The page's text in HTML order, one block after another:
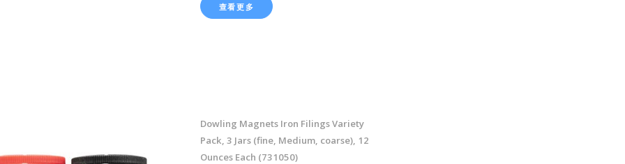
查看更多
Dowling Magnets Iron Filings Variety
Pack, 3 Jars (fine, Medium, coarse), 12
Ounces Each (731050)